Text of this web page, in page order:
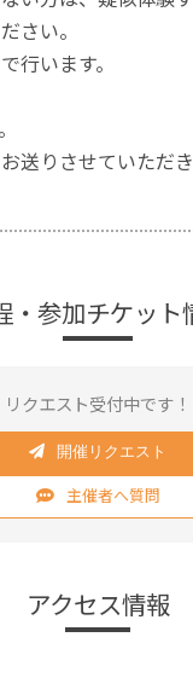
さい。
行います。
送りさせていただ
・参加チケット
リクエスト受付中です！
開催リクエスト
主催者へ質問
アクセス情報